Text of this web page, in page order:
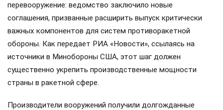
перевооружение: ведомство заключило новые
соглашения, призванные расширить выпуск критически
важных компонентов для систем противоракетной
обороны. Как передает РИА «Новости», ссылаясь на
источники в Минобороны США, этот шаг должен
существенно укрепить производственные мощности
страны в ракетной сфере.
Производители вооружений получили долгожданные